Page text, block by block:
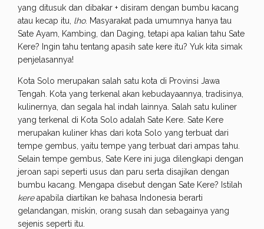
yang ditusuk dan dibakar + disiram dengan bumbu kacang
atau kecap itu, lho. Masyarakat pada umumnya hanya tau
Sate Ayam, Kambing, dan Daging, tetapi apa kalian tahu Sate
Kere? Ingin tahu tentang apasih sate kere itu? Yuk kita simak
penjelasannya!
Kota Solo merupakan salah satu kota di Provinsi Jawa
Tengah. Kota yang terkenal akan kebudayaannya, tradisinya,
kulinernya, dan segala hal indah lainnya. Salah satu kuliner
yang terkenal di Kota Solo adalah Sate Kere. Sate Kere
merupakan kuliner khas dari kota Solo yang terbuat dari
tempe gembus, yaitu tempe yang terbuat dari ampas tahu.
Selain tempe gembus, Sate Kere ini juga dilengkapi dengan
jeroan sapi seperti usus dan paru serta disajikan dengan
bumbu kacang. Mengapa disebut dengan Sate Kere? Istilah
kereapabila diartikan ke bahasa Indonesia berarti
gelandangan, miskin, orang susah dan sebagainya yang
sejenis seperti itu.